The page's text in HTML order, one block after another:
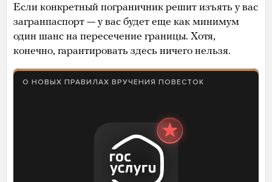
Если конкретный пограничник решит изъять у вас
загранпаспорт — у вас будет еще как минимум
один шанс на пересечение границы. Хотя,
конечно, гарантировать здесь ничего нельзя.
О НОВЫХ ПРАВИЛАХ ВРУЧЕНИЯ ПОВЕСТОК